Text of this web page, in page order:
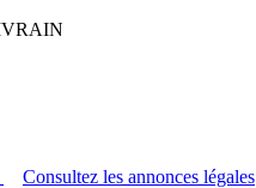
Consultez les annonces légales